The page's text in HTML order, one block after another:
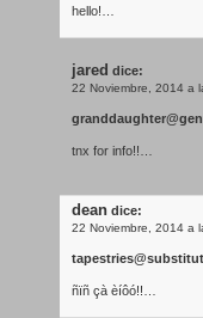
hello!…
jared dice:
22 Noviembre, 2014 a
tnx for info!!…
dean dice:
22 Noviembre, 2014 a
ñïñ çà èíôó!!…